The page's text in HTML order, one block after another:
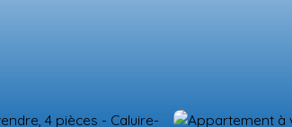
TÉMOIGNAGES NOS FORMATIONS